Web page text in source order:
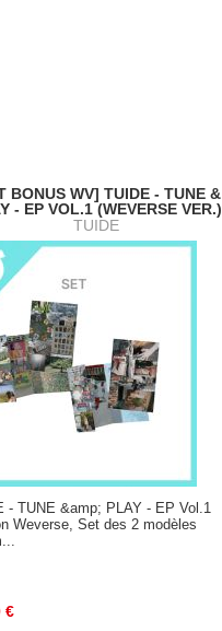
BONUS WV] TUIDE - TUNE &
- EP VOL.1 (WEVERSE VER.)
TUIDE
- TUNE &amp; PLAY - EP Vol.1
Weverse, Set des 2 modèles
€